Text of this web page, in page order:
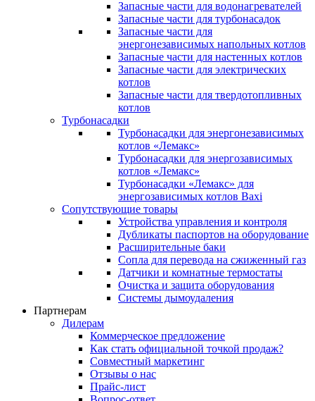
Запасные части для водонагревателей
Запасные части для турбонасадок
Запасные части для
энергонезависимых напольных котлов
Запасные части для настенных котлов
Запасные части для электрических
котлов
Запасные части для твердотопливных
котлов
Турбонасадки
Турбонасадки для энергонезависимых
котлов «Лемакс»
Турбонасадки для энергозависимых
котлов «Лемакс»
Турбонасадки «Лемакс» для
энергозависимых котлов Baxi
Сопутствующие товары
Устройства управления и контроля
Дубликаты паспортов на оборудование
Расширительные баки
Сопла для перевода на сжиженный газ
Датчики и комнатные термостаты
Очистка и защита оборудования
Системы дымоудаления
Партнерам
Дилерам
Коммерческое предложение
Как стать официальной точкой продаж?
Совместный маркетинг
Отзывы о нас
Прайс-лист